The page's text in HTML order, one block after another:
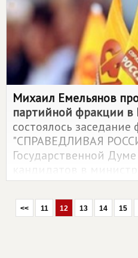
Михаил Емельянов
партийной фракции в
состоялось
"СПРАВЕДЛИВАЯ
Государственной
кандидатов в
которое провел
председателя
государственному
<< 11 12 13 14 15